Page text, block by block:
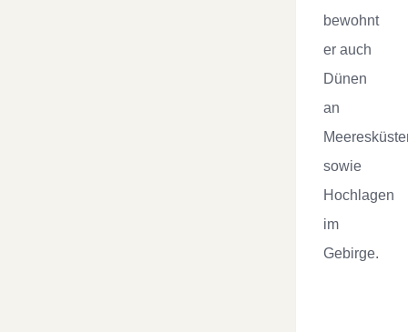
bewohnt
er auch
Dünen
an
sowie
Hochlagen
im
Gebirge.